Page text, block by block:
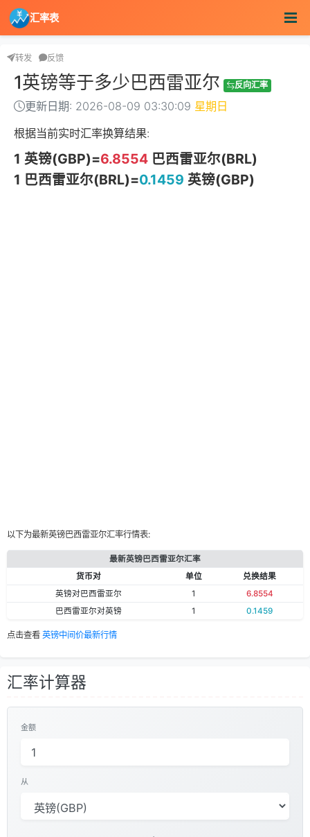
汇率表
转发 反馈
1英镑等于多少巴西雷亚尔 反向汇率
更新日期: 2026-08-09 03:30:09 星期日
根据当前实时汇率换算结果:
1 英镑(GBP)=6.8554巴西雷亚尔(BRL)
1 巴西雷亚尔(BRL)=0.1459 英镑(GBP)
以下为最新英镑巴西雷亚尔汇率行情表:
最新英镑巴西雷亚尔汇率
货币对
单位
兑换结果
英镑对巴西雷亚尔
1
6.8554
巴西雷亚尔对英镑
1 0.1459
点击查看 英镑中间价最新行情
汇率计算器
金额
从